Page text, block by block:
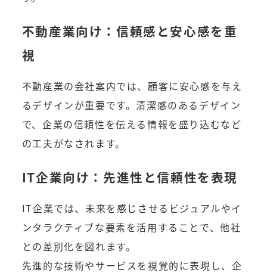
不動産業向け：信頼感と安心感を重
視
不動産業の会社案内では、顧客に安心感を与え
るデザインが重要です。清潔感のあるデザイン
で、企業の信頼性を伝える情報を盛り込むなど
の工夫がなされます。
IT企業向け：先進性と信頼性を表現
IT企業では、未来を感じさせるビジュアルやイ
ンタラクティブな要素を活用することで、他社
との差別化を図れます。
先進的な技術やサービスを視覚的に表現し、企